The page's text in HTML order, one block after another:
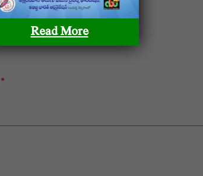
*
Read More